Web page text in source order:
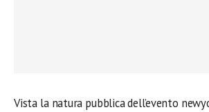
Vista la natura pubblica dell’evento